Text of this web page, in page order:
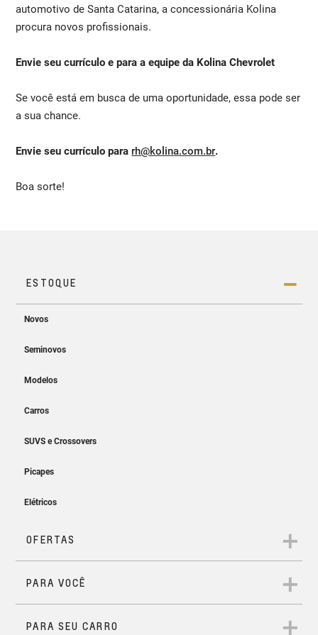
automotivo de Santa Catarina, a concessionária Kolina
procura novos profissionais.
Envie seu currículo e para a equipe da Kolina Chevrolet
Se você está em busca de uma oportunidade, essa pode ser
a sua chance.
Envie seu currículo para rh@kolina.com.br.
Boa sorte!